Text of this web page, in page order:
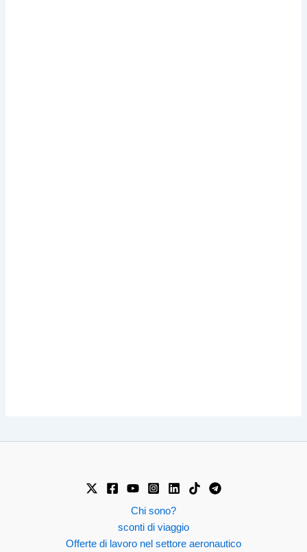
Chi sono?
sconti di viaggio
Offerte di lavoro nel settore aeronautico